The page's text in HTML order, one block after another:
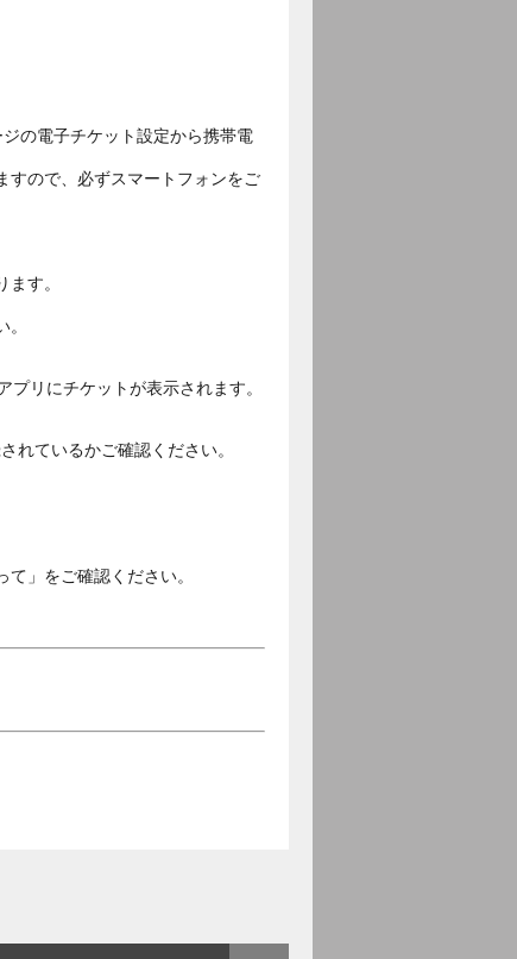
の電子チケット設定から携帯電
すので、必ずスマートフォンをご
す。
リにチケットが表示されます。
れているかご確認ください。
」をご確認ください。